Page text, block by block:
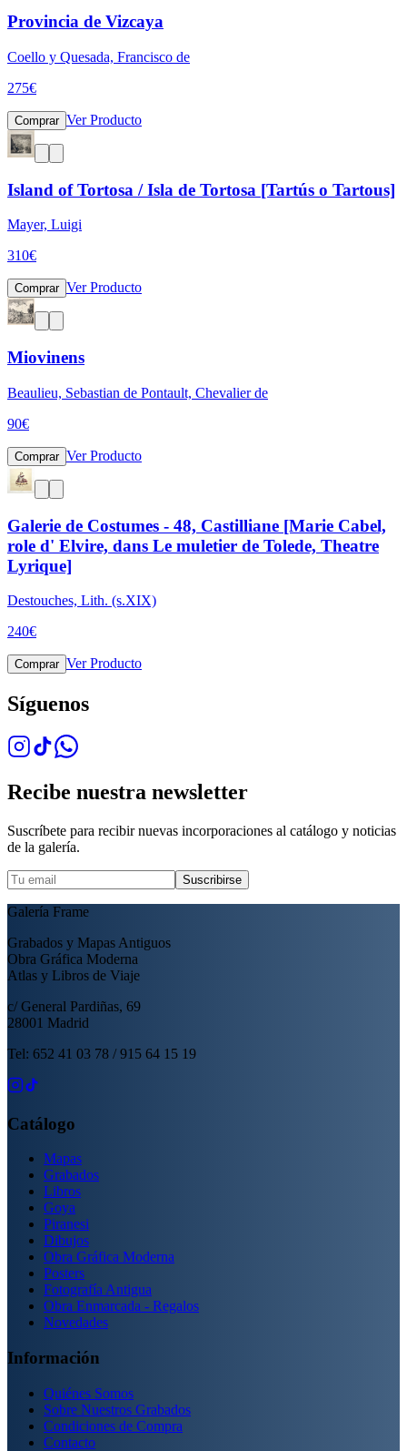
Provincia de Vizcaya
Coello y Quesada, Francisco de
275€
Comprar Ver Producto
Island of Tortosa / Isla de Tortosa [Tartús o Tartous]
Mayer, Luigi
310€
Comprar Ver Producto
Miovinens
Beaulieu, Sebastian de Pontault, Chevalier de
90€
Comprar Ver Producto
Galerie de Costumes - 48, Castilliane [Marie Cabel,
role d' Elvire, dans Le muletier de Tolede, Theatre
Lyrique]
Destouches, Lith. (s.XIX)
240€
Comprar Ver Producto
Síguenos
Recibe nuestra newsletter
Suscríbete para recibir nuevas incorporaciones al catálogo y noticias
de la galería.
Suscribirse
Galería Frame
Grabados y Mapas Antiguos
Obra Gráfica Moderna
Atlas y Libros de Viaje
c/ General Pardiñas, 69
28001 Madrid
Tel: 652 41 03 78 / 915 64 15 19
Catálogo
Mapas
Grabados
Libros
Goya
Piranesi
Dibujos
Obra Gráfica Moderna
Posters
Fotografía Antigua
Obra Enmarcada - Regalos
Novedades
Información
Quiénes Somos
Sobre Nuestros Grabados
Condiciones de Compra
Contacto